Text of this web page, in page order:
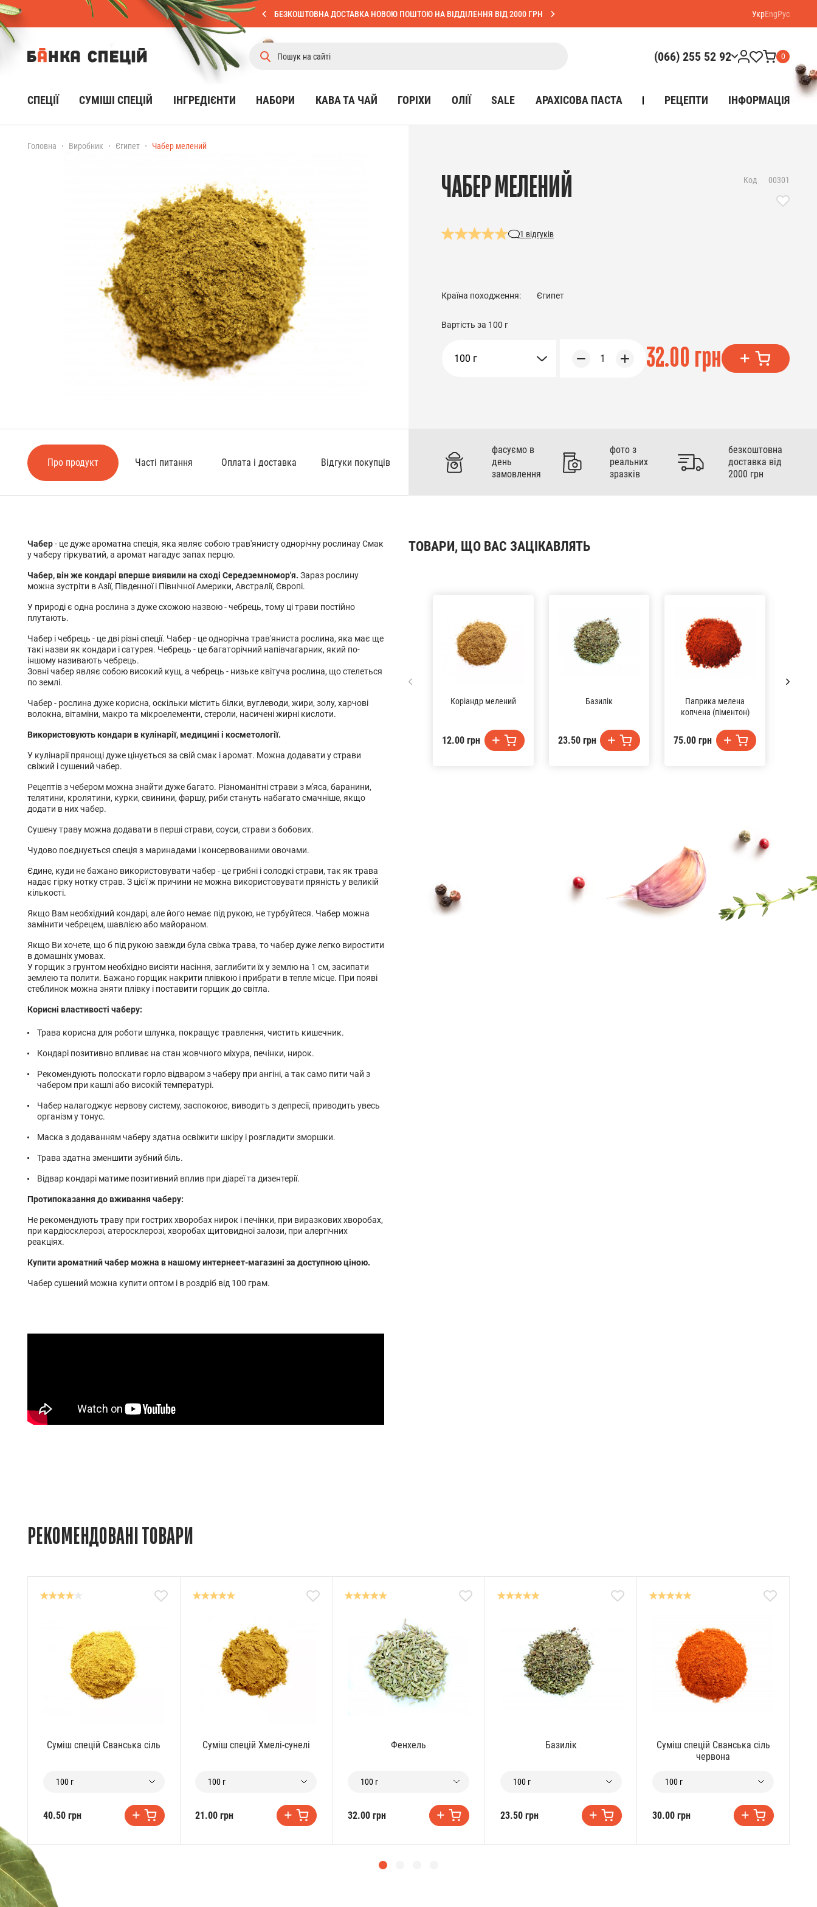
БЕЗКОШТОВНА ДОСТАВКА НОВОЮ ПОШТОЮ НА ВІДДІЛЕННЯ ВІД 2000 ГРН УкрEngРус
(066) 255 52 92 0
СПЕЦІЇ CУМІШІ СПЕЦІЙ ІНГРЕДІЄНТИ НАБОРИ КАВА ТА ЧАЙ ГОРІХИ ОЛІЇ SALE АРАХІСОВА ПАСТА РЕЦЕПТИ ІНФОРМАЦІЯ
Головна Виробник Єгипет Чабер мелений
ЧАБЕР МЕЛЕНИЙ
1 відгуків
Код 00301
Країна походження: Єгипет
Вартість за 100 г
100 г 1 32.00 грн
Про продукт Часті питання Оплата і доставка Відгуки покупців
фасуємо в
день
замовлення
фото з
реальних
зразків
безкоштовна
доставка від
2000 грн
Чабер- це дуже ароматна спеція, яка являє собою трав'янисту однорічну рослинау Смак
у чаберу гіркуватий, а аромат нагадує запах перцю.
Чабер, він же кондарі вперше виявили на сході Середземномор'я. Зараз рослину
можна зустріти в Азії, Південної і Північної Америки, Австралії, Європі.
У природі є одна рослина з дуже схожою назвою - чебрець, тому ці трави постійно
плутають.
Чабер і чебрець - це дві різні спеції. Чабер - це однорічна трав'яниста рослина, яка має ще
такі назви як кондари і сатурея. Чебрець - це багаторічний напівчагарник, який по-
іншому називають чебрець.
Зовні чабер являє собою високий кущ, а чебрець - низьке квітуча рослина, що стелеться
по землі.
Чабер - рослина дуже корисна, оскільки містить білки, вуглеводи, жири, золу, харчові
волокна, вітаміни, макро та мікроелементи, стероли, насичені жирні кислоти.
Використовують кондари в кулінарії, медицині і косметології.
У кулінарії прянощі дуже цінується за свій смак і аромат. Можна додавати у страви
свіжий і сушений чабер.
Рецептів з чебером можна знайти дуже багато. Різноманітні страви з м'яса, баранини,
телятини, кролятини, курки, свинини, фаршу, риби стануть набагато смачніше, якщо
додати в них чабер.
Сушену траву можна додавати в перші страви, соуси, страви з бобових.
Чудово поєднується спеція з маринадами і консервованими овочами.
Єдине, куди не бажано використовувати чабер - це грибні і солодкі страви, так як трава
надає гірку нотку страв. З цієї ж причини не можна використовувати пряність у великій
кількості.
Якщо Вам необхідний кондарі, але його немає під рукою, не турбуйтеся. Чабер можна
замінити чебрецем, шавлієюабо майораном.
Якщо Ви хочете, що б під рукою завжди була свіжа трава, то чабер дуже легко виростити
в домашніх умовах.
У горщик з грунтом необхідно висіяти насіння, заглибити їх у землю на 1 см, засипати
землею та полити. Бажано горщик накрити плівкою і прибрати в тепле місце. При появі
стеблинок можна зняти плівку і поставити горщик до світла.
Корисні властивості чаберу:
Трава корисна для роботи шлунка, покращує травлення, чистить кишечник.
Кондарі позитивно впливає на стан жовчного міхура, печінки, нирок.
Рекомендують полоскати горло відваром з чаберу при ангіні, а так само пити чай з
чабером при кашлі або високій температурі.
Чабер налагоджує нервову систему, заспокоює, виводить з депресії, приводить увесь
організм у тонус.
Маска з додаванням чаберу здатна освіжити шкіру і розгладити зморшки.
Трава здатна зменшити зубний біль.
Відвар кондарі матиме позитивний вплив при діареї та дизентерії.
Протипоказання до вживання чаберу:
Не рекомендують траву при гострих хворобах нирок і печінки, при виразкових хворобах,
при кардіосклерозі, атеросклерозі, хворобах щитовидної залози, при алергічних
реакціях.
Купити ароматний чабер можна в нашому интернеет-магазині за доступною ціною.
Чабер сушений можна купити оптом і в роздріб від 100 грам.
ТОВАРИ, ЩО ВАС ЗАЦІКАВЛЯТЬ
Коріандр мелений
12.00 грн
Базилік
23.50 грн
Паприка мелена
копчена (піментон)
75.00 грн
РЕКОМЕНДОВАНІ ТОВАРИ
Суміш спецій Сванська сіль
100 г
40.50 грн
Суміш спецій Хмелі-сунелі
100 г
21.00 грн
Фенхель
100 г
32.00 грн
Базилік
100 г
23.50 грн
Суміш спецій Сванська сіль
червона
100 г
30.00 грн